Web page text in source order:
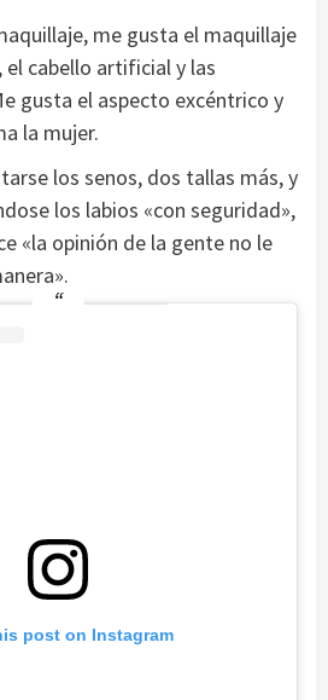
me gusta el maquillaje
cabello artificial y las
gusta el aspecto excéntrico y
la mujer.
los senos, dos tallas más, y
los labios «con seguridad»,
«la opinión de la gente no le
post on Instagram